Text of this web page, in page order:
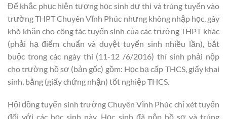
Để khắc phục hiện tượng học sinh dự thi và trúng tuyển vào
trường THPT Chuyên Vĩnh Phúc nhưng không nhập học, gây
khó khăn cho công tác tuyển sinh của các trường THPT khác
(phải hạ điểm chuẩn và duyệt tuyển sinh nhiều lần), bắt
buộc trong các ngày thi (11-12 /6/2016) thí sinh phải nộp
cho trường hồ sơ (bản gốc) gồm: Học bạ cấp THCS, giấy khai
sinh, bằng (giấy chứng nhận) tốt nghiệp THCS.
Hội đồng tuyển sinh trường Chuyên Vĩnh Phúc chỉ xét tuyển
đối với các học sinh này. Học sinh đã nộp hồ sơ và trúng